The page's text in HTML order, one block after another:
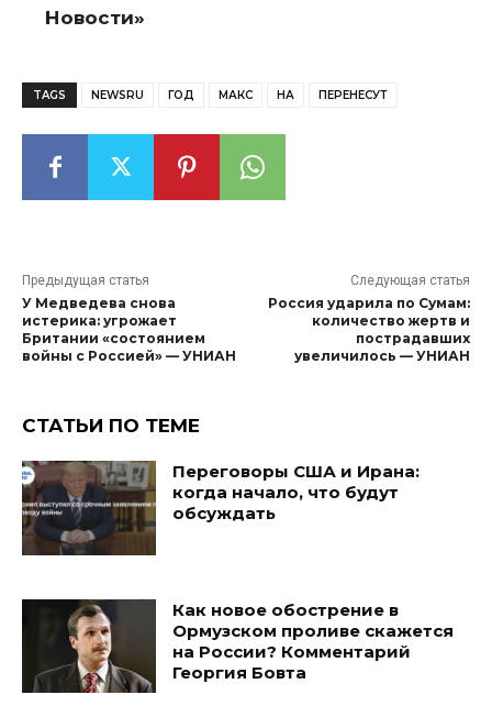
Новости»
TAGS NEWSRU ГОД МАКС НА ПЕРЕНЕСУТ
Предыдущая статья
У Медведева снова
истерика: угрожает
Британии «состоянием
войны с Россией» — УНИАН
Следующая статья
Россия ударила по Сумам:
количество жертв и
пострадавших
увеличилось — УНИАН
СТАТЬИ ПО ТЕМЕ
Переговоры США и Ирана:
когда начало, что будут
обсуждать
Как новое обострение в
Ормузском проливе скажется
на России? Комментарий
Георгия Бовта